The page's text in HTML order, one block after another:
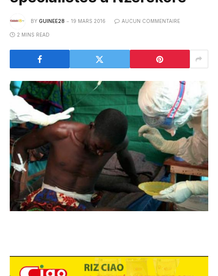
BY GUINEE28 19 MARS 2016 AUCUN COMMENTAIRE
2 MINS READ